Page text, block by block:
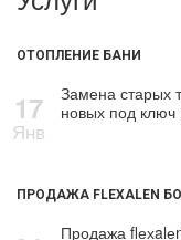
ОТОПЛЕНИЕ БАНИ
17
Янв
Замена старых
новых под
ПРОДАЖА FLEXALEN
Продажа